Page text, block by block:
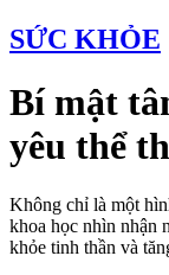
SỨC KHỎE
Bí mật
yêu thể
Không chỉ là một
khoa học nhìn nhận
khỏe tinh thần và